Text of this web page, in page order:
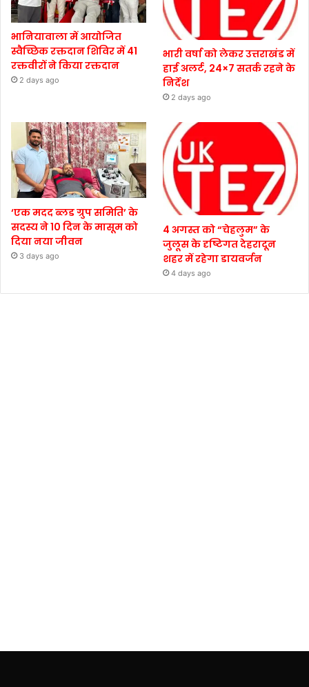
भानियावाला में आयोजित
स्वैच्छिक रक्तदान शिविर में 41
रक्तवीरों ने किया रक्तदान
2 days ago
भारी वर्षा को लेकर उत्तराखंड में
हाई अलर्ट, 24×7 सतर्क रहने के
निर्देश
2 days ago
‘एक मदद ब्लड ग्रुप समिति’ के
सदस्य ने 10 दिन के मासूम को
दिया नया जीवन
3 days ago
4 अगस्त को “चेहलुम” के
जुलूस के दृष्टिगत देहरादून
शहर में रहेगा डायवर्जन
4 days ago